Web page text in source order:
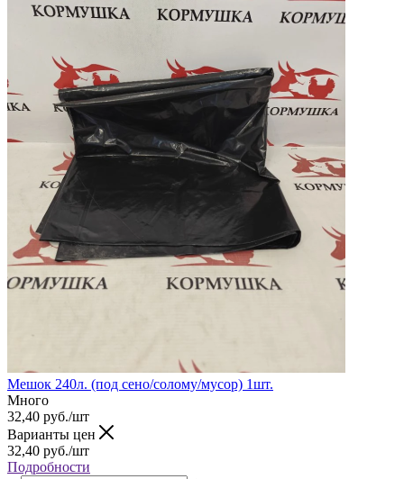
Мешок 240л. (под сено/солому/мусор) 1шт.
Много
32,40 руб./шт
Варианты цен
32,40 руб./шт
Подробности